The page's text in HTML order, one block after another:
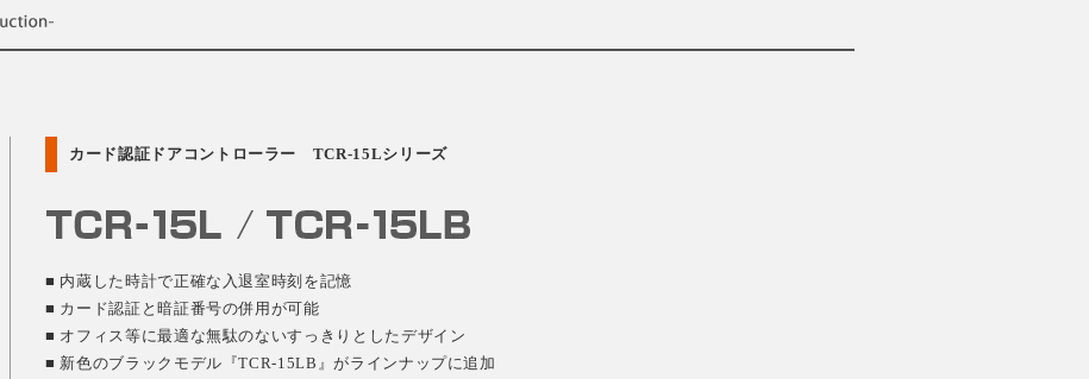
カード認証ドアコントローラー TCR-15Lシリーズ
■ 内蔵した時計で正確な入退室時刻を記憶
■ カード認証と暗証番号の併用が可能
■ オフィス等に最適な無駄のないすっきりとしたデザイン
■ 新色のブラックモデル『TCR-15LB』がラインナップに追加